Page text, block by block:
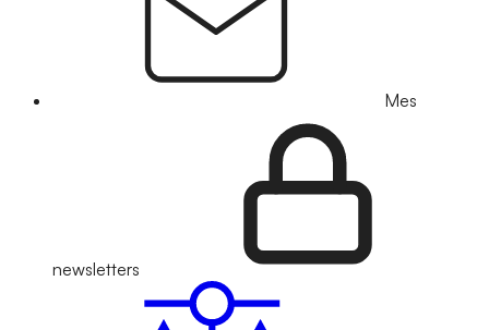
Mes
newsletters